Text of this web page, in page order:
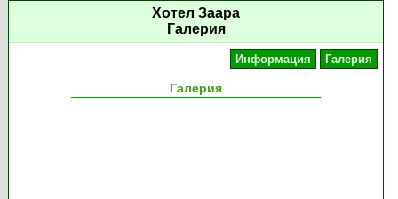
Хотел Заара
Галерия
Информация Галерия
Галерия